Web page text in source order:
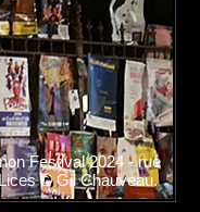
Festival 2024 - rue
© Gil Chauveau.